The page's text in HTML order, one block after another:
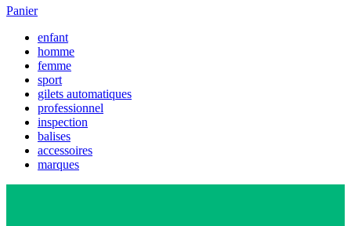
Panier
enfant
homme
femme
sport
gilets automatiques
professionnel
inspection
balises
accessoires
marques